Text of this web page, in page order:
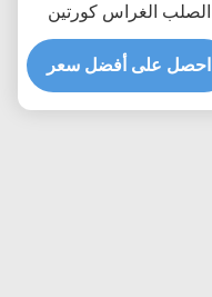
الصلب الغراس كورتين
للديكور العام / حديقة
احصل على أفضل سعر